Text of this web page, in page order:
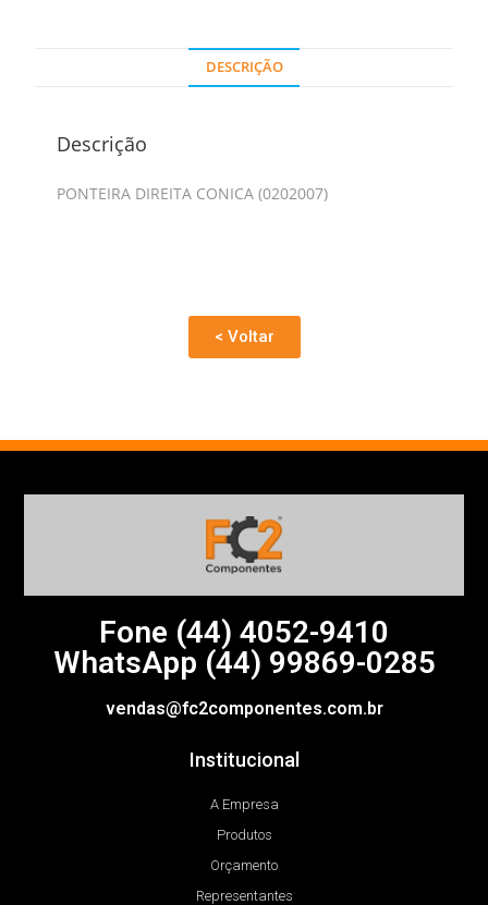
DESCRIÇÃO
Descrição
PONTEIRA DIREITA CONICA (0202007)
< Voltar
Fone (44) 4052-9410
WhatsApp (44) 99869-0285
vendas@fc2componentes.com.br
Institucional
A Empresa
Produtos
Orçamento
Representantes